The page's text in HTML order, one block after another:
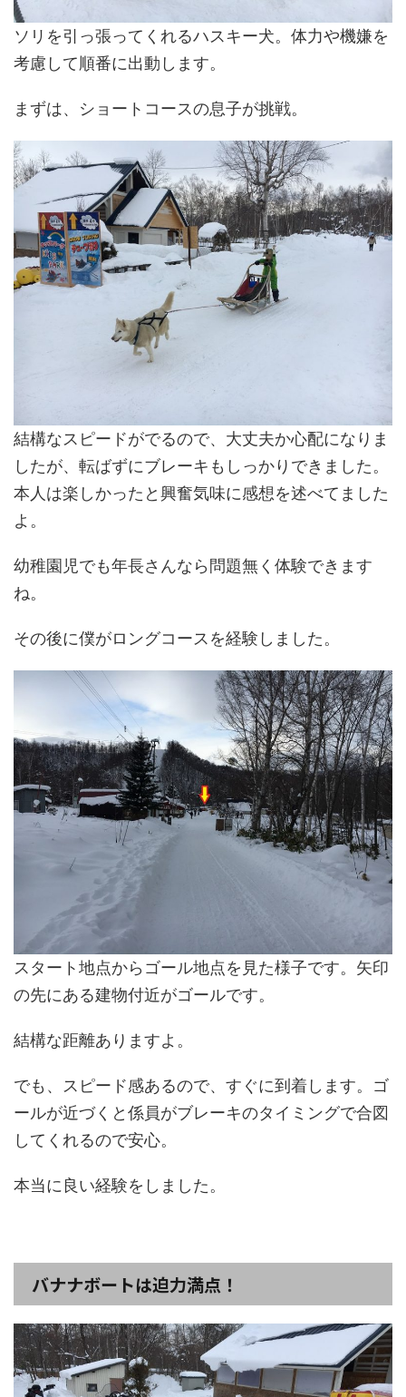
ソリを引っ張ってくれるハスキー犬。体力や機嫌を
考慮して順番に出動します。
まずは、ショートコースの息子が挑戦。
結構なスピードがでるので、大丈夫か心配になりま
したが、転ばずにブレーキもしっかりできました。
本人は楽しかったと興奮気味に感想を述べてました
よ。
幼稚園児でも年長さんなら問題無く体験できます
ね。
その後に僕がロングコースを経験しました。
スタート地点からゴール地点を見た様子です。矢印
の先にある建物付近がゴールです。
結構な距離ありますよ。
でも、スピード感あるので、すぐに到着します。ゴ
ールが近づくと係員がブレーキのタイミングで合図
してくれるので安心。
本当に良い経験をしました。
バナナボートは迫力満点！